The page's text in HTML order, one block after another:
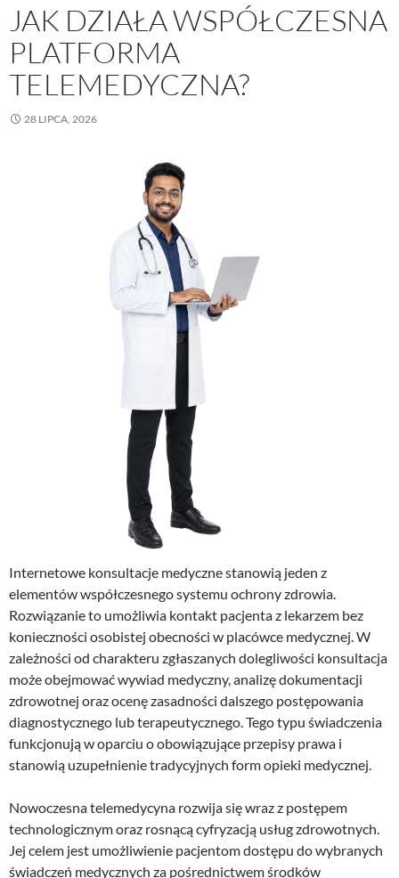
JAK DZIAŁA WSPÓŁCZESNA
PLATFORMA
TELEMEDYCZNA?
28 LIPCA, 2026
Internetowe konsultacje medyczne stanowią jeden z
elementów współczesnego systemu ochrony zdrowia.
Rozwiązanie to umożliwia kontakt pacjenta z lekarzem bez
konieczności osobistej obecności w placówce medycznej. W
zależności od charakteru zgłaszanych dolegliwości konsultacja
może obejmować wywiad medyczny, analizę dokumentacji
zdrowotnej oraz ocenę zasadności dalszego postępowania
diagnostycznego lub terapeutycznego. Tego typu świadczenia
funkcjonują w oparciu o obowiązujące przepisy prawa i
stanowią uzupełnienie tradycyjnych form opieki medycznej.
Nowoczesna telemedycyna rozwija się wraz z postępem
technologicznym oraz rosnącą cyfryzacją usług zdrowotnych.
Jej celem jest umożliwienie pacjentom dostępu do wybranych
świadczeń medycznych za pośrednictwem środków